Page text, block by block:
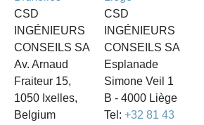
CSD
INGÉNIEURS
CONSEILS SA
Av. Arnaud
Fraiteur 15,
1050 Ixelles,
Belgium
CSD
INGÉNIEURS
CONSEILS SA
Esplanade
Simone Veil 1
B - 4000 Liège
Tel:+32 81 43